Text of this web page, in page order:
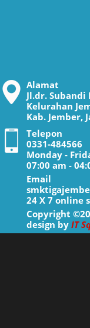
Alamat
Jl.dr. Subandi
Kelurahan
Kab. Jember,
Telepon
0331-484566
Monday -
07:00 am -
Email
24 X 7 online
Copyright
design by IT